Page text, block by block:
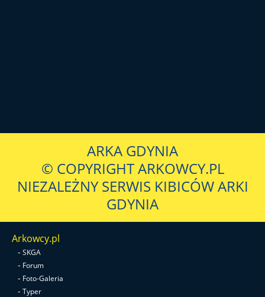
ARKA GDYNIA
© COPYRIGHT ARKOWCY.PL
NIEZALEŻNY SERWIS KIBICÓW ARKI
GDYNIA
Arkowcy.pl
- SKGA
- Forum
- Foto-Galeria
- Typer